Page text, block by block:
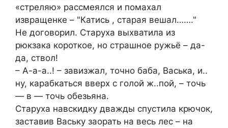
«стреляю» рассмеялся и помахал
извращенке – "Катись , старая вешал……."
Не договорил. Старуха выхватила из
рюкзака короткое, но страшное ружьё – да-
да, ствол!
– А-а-а..! – завизжал, точно баба, Васька, и..
ну, карабкаться вверх с голой ж..пой, – точь
— в — точь обезьяна.
Старуха навскидку дважды спустила крючок,
заставив Ваську заорать на весь лес – на